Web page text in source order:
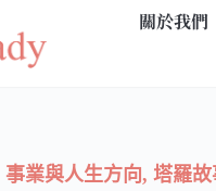
關於我們
事業與人生方向,塔羅故